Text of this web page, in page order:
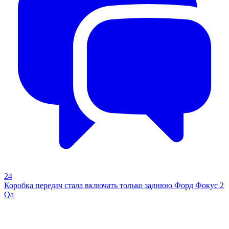
24
Коробка передач стала включать только заднюю Форд Фокус 2
Qa